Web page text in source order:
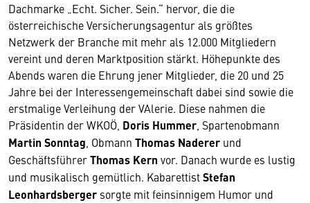
Dachmarke „Echt. Sicher. Sein.“ hervor, die die
österreichische Versicherungsagentur als größtes
Netzwerk der Branche mit mehr als 12.000 Mitgliedern
vereint und deren Marktposition stärkt. Höhepunkte des
Abends waren die Ehrung jener Mitglieder, die 20 und 25
Jahre bei der Interessengemeinschaft dabei sind sowie die
erstmalige Verleihung der VAlerie. Diese nahmen die
Präsidentin der WKOÖ, Doris Hummer , Spartenobmann
Martin Sonntag , Obmann Thomas Naderer und
GeschäftsführerThomas Kern vor. Danach wurde es lustig
und musikalisch gemütlich. KabarettistStefan
Leonhardsberger sorgte mit feinsinnigem Humor und